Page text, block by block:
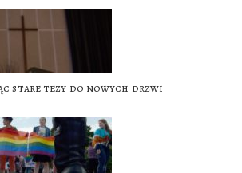
stare tezy do nowych drzwi